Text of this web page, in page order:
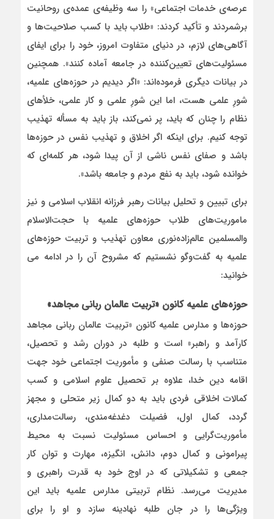
عرصه‌ی خدمات اجتماعی» را سه وظیفه‌ی عمده‌ی روحانیت
برشمردند و تأکید کردند: «طلاب باید با کسب صلاحیت‌ها و
آگاهی‌های لازم، در دنیای متفاوت امروز، خود را برای ایفای
مسئولیت‌های تعیین‌کننده در جامعه آماده کنند». همچنین
در بیانات دیگری فرموده‌اند: «اگر دیدیم در حوزه‌های علمیه،
شورِ علمی هست، اما این شورِ علمی و کار علمی، خلأهای
نظام را چنان که باید، پر نمی‌کند، باز باید به مسأله تهذیب
توجه کنیم. برای اینکه اگر اخلاق و تهذیب نفس در حوزه‌ها
باشد و صفای نفس ناشی از آن پیدا شود، هر کلمه‌ای که
خوانده شود، باید به نفع مردم و جامعه باشد».
برای تبیین و تحلیل بیانات رهبر فرزانه انقلاب اسلامی و نیز
ماموریت‌های طلاب حوزه‌های علمیه با حجت‌الاسلام
والمسلمین عالم‌زاده‌نوری معاون تهذیب و تربیت حوزه‌های
علمیه به گفت‌وگو نشستیم که مشروح آن را در ادامه می
خوانید:
حوزه‌های علمیه کانون «تربیت عالمان ربانی مجاهد»
حوزه‌ها و مدارس علمیه کانون «تربیت عالمان ربانی مجاهد
کارآمد و راهبر» است و طلبه در دوران رشد و تحصیل،
متناسب با رسالت صنفی و مأموریت اجتماعی خود جهت
اقامه دین خدا، علاوه بر تحصیل علوم اسلامی و کسب
کمالات اخلاقی فردی باید به دو کمال زیر متحلی و مجهز
گردد، کمال اول، فضیلت دغدغه‌مندی، رسالت‌مداری،
مأموریت‌گرایی و احساس مسئولیت نسبت به محیط
پیرامونی و کمال دوم، دانش، انگیزه، مهارت و توان کار
جمعی و تشکیلاتی که در اوج خود به قدرت راهبری و
مدیریت می‌رسد. نظام تربیتی مدارس علمیه باید این
ویژگی‌ها را در جان طلبه نهادینه سازد و او را برای